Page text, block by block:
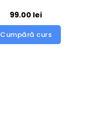
99.00 lei
Cumpără curs